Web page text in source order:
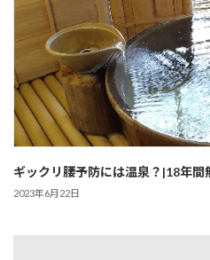
ギックリ腰予防には温泉？|18年間
2023年6月22日